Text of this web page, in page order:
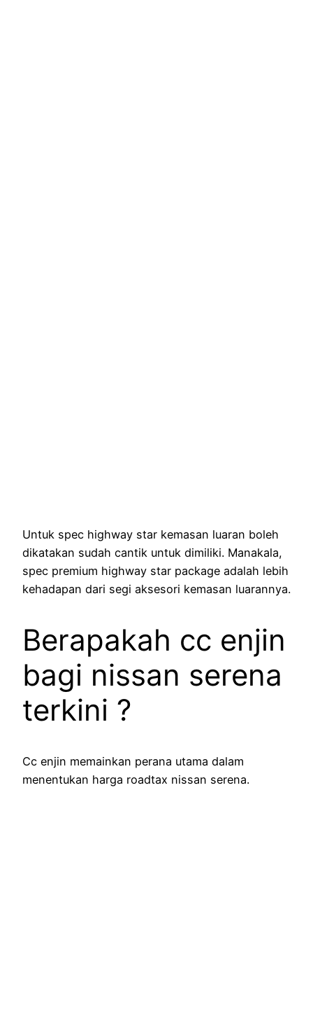
Untuk spec highway star kemasan luaran boleh
dikatakan sudah cantik untuk dimiliki. Manakala,
spec premium highway star package adalah lebih
kehadapan dari segi aksesori kemasan luarannya.
Berapakah cc enjin
bagi nissan serena
terkini ?
Cc enjin memainkan perana utama dalam
menentukan harga roadtax nissan serena.